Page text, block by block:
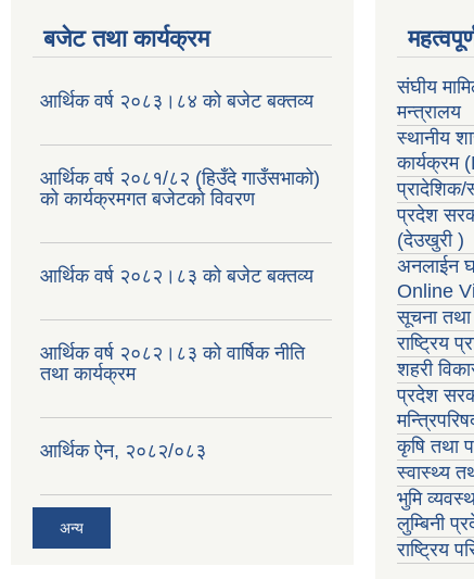
बजेट तथा कार्यक्रम
आर्थिक वर्ष २०८३।८४ को बजेट बक्तव्य
आर्थिक वर्ष २०८१/८२ (हिउँदे गाउँसभाको)
को कार्यक्रमगत बजेटको विवरण
आर्थिक वर्ष २०८२।८३ को बजेट बक्तव्य
आर्थिक वर्ष २०८२।८३ को वार्षिक नीति
तथा कार्यक्रम
आर्थिक ऐन, २०८२/०८३
अन्य
संघीय
मन्त्रालय
स्थानीय
कार्यक्रम
प्रादेशिक/
प्रदेश
(देउखुरी )
अनलाईन
Online
सूचना तथा
राष्ट्रिय
शहरी
प्रदेश
कृषि तथा
स्वास्थ्य
भुमि
लुम्बिनी
राष्ट्रिय